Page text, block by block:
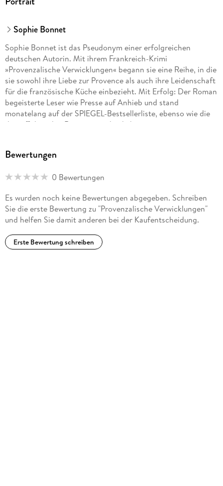
Sophie Bonnet
Sophie Bonnet ist das Pseudonym einer erfolgreichen
deutschen Autorin. Mit ihrem Frankreich-Krimi
»Provenzalische Verwicklungen« begann sie eine Reihe, in die
sie sowohl ihre Liebe zur Provence als auch ihre Leidenschaft
für die französische Küche einbezieht. Mit Erfolg: Der Roman
begeisterte Leser wie Presse auf Anhieb und stand
monatelang auf der SPIEGEL-Bestsellerliste, ebenso wie die
darauffolgenden Romane um den liebenswerten
Bewertungen
0 Bewertungen
Es wurden noch keine Bewertungen abgegeben. Schreiben
Sie die erste Bewertung zu "Provenzalische Verwicklungen"
und helfen Sie damit anderen bei der Kaufentscheidung.
Erste Bewertung schreiben